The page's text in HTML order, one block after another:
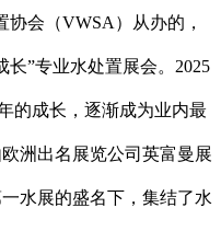
会（VWSA）从办的，
长”专业水处置展会。2025
的成长，逐渐成为业内最
洲出名展览公司英富曼展
水展的盛名下，集结了水